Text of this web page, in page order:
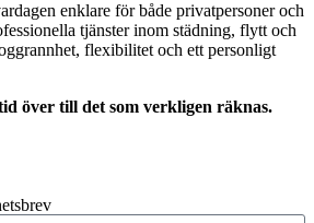
enklare för både privatpersoner och
tjänster inom städning, flytt och
flexibilitet och ett personligt
över till det som verkligen räknas.